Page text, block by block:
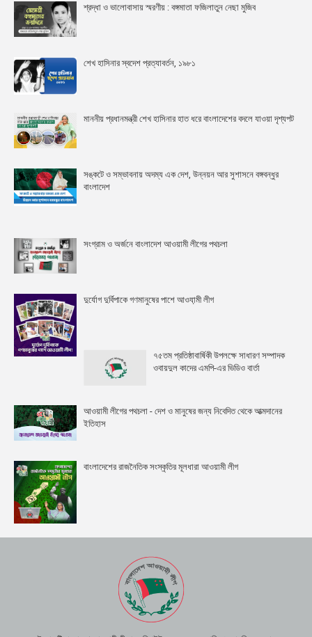
শ্রদ্ধা ও ভালোবাসায় স্মরণীয় : বঙ্গমাতা ফজিলাতুন নেছা মুজিব
শেখ হাসিনার স্বদেশ প্রত্যাবর্তন, ১৯৮১
মাননীয় প্রধানমন্ত্রী শেখ হাসিনার হাত ধরে বাংলাদেশের বদলে যাওয়া দৃশ্যপট
সঙ্কটে ও সম্ভাবনায় অদম্য এক দেশ, উন্নয়ন আর সুশাসনে বঙ্গবন্ধুর
বাংলাদেশ
সংগ্রাম ও অর্জনে বাংলাদেশ আওয়ামী লীগের পথচলা
দুর্যোগ দুর্বিপাকে গণমানুষের পাশে আওযা়মী লীগ
৭৫তম প্রতিষ্ঠাবার্ষিকী উপলক্ষে সাধারণ সম্পাদক
ওবায়দুল কাদের এমপি-এর ভিডিও বার্তা
আওয়ামী লীগের পথচলা - দেশ ও মানুষের জন্য নিবেদিত থেকে আত্মদানের
ইতিহাস
বাংলাদেশের রাজনৈতিক সংস্কৃতির মূলধারা আওয়ামী লীগ